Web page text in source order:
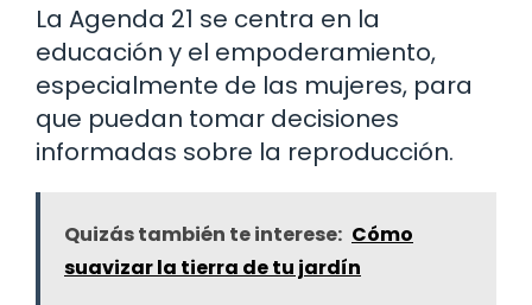
La Agenda 21 se centra en la
educación y el empoderamiento,
especialmente de las mujeres, para
que puedan tomar decisiones
informadas sobre la reproducción.
Quizás también te interese: Cómo
suavizar la tierra de tu jardín